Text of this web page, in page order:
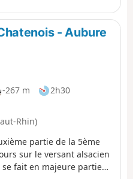
- Aubure
-267 m
2h30
Rhin)
partie de la 5ème
sur le versant alsacien
se fait en majeure partie